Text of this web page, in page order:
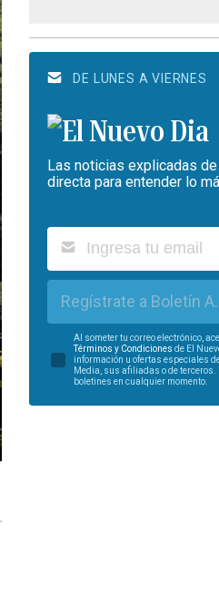
DE LUNES A VIERNES
Las noticias explicadas
directa para entender lo
Regístrate a Boletín
Al someter tu correo electrónico,
Términos y Condiciones de El
información u ofertas especiales
Media, sus afiliadas o de
boletines en cualquier momento.